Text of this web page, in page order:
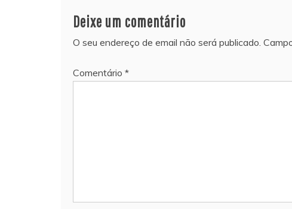
Deixe um comentário
O seu endereço de email não será publicado.
Comentário *